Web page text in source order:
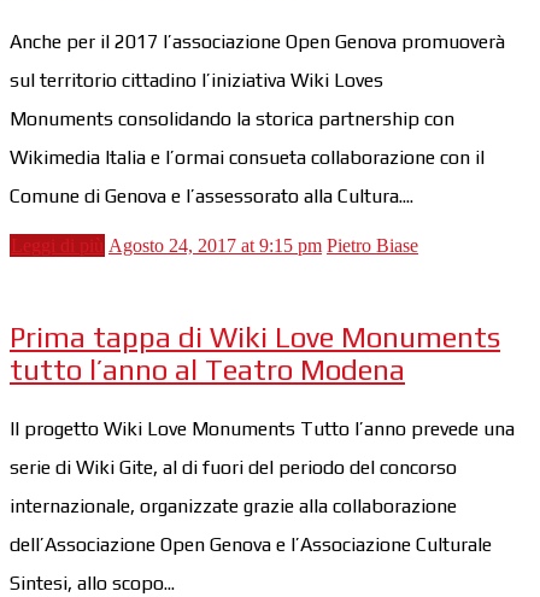
Anche per il 2017 l’associazione Open Genova promuoverà
sul territorio cittadino l’iniziativa Wiki Loves
Monuments consolidando la storica partnership con
Wikimedia Italia e l’ormai consueta collaborazione con il
Comune di Genova e l’assessorato alla Cultura....
Leggi di più Agosto 24, 2017 at 9:15 pm Pietro Biase
Prima tappa di Wiki Love Monuments
tutto l’anno al Teatro Modena
Il progetto Wiki Love Monuments Tutto l’anno prevede una
serie di Wiki Gite, al di fuori del periodo del concorso
internazionale, organizzate grazie alla collaborazione
dell’Associazione Open Genova e l’Associazione Culturale
Sintesi, allo scopo...